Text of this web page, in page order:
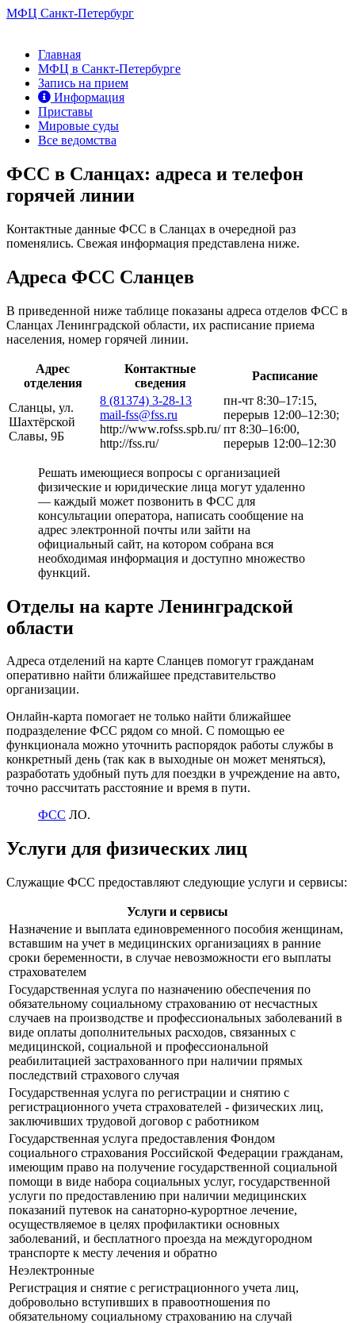
МФЦ Санкт-Петербург
Главная
МФЦ в Санкт-Петербурге
Запись на прием
Информация
Приставы
Мировые суды
Все ведомства
ФСС в Сланцах: адреса и телефон
горячей линии
Контактные данные ФСС в Сланцах в очередной раз
поменялись. Свежая информация представлена ниже.
Адреса ФСС Сланцев
В приведенной ниже таблице показаны адреса отделов ФСС в
Сланцах Ленинградской области, их расписание приема
населения, номер горячей линии.
Адрес
отделения
Контактные
сведения
Расписание
Сланцы, ул.
Шахтёрской
Славы, 9Б
8 (81374) 3-28-13
mail-fss@fss.ru
http://www.rofss.spb.ru/
http://fss.ru/
пн-чт 8:30–17:15,
перерыв 12:00–12:30;
пт 8:30–16:00,
перерыв 12:00–12:30
Решать имеющиеся вопросы с организацией
физические и юридические лица могут удаленно
— каждый может позвонить в ФСС для
консультации оператора, написать сообщение на
адрес электронной почты или зайти на
официальный сайт, на котором собрана вся
необходимая информация и доступно множество
функций.
Отделы на карте Ленинградской
области
Адреса отделений на карте Сланцев помогут гражданам
оперативно найти ближайшее представительство
организации.
Онлайн-карта помогает не только найти ближайшее
подразделение ФСС рядом со мной. С помощью ее
функционала можно уточнить распорядок работы службы в
конкретный день (так как в выходные он может меняться),
разработать удобный путь для поездки в учреждение на авто,
точно рассчитать расстояние и время в пути.
ФСС ЛО.
Услуги для физических лиц
Служащие ФСС предоставляют следующие услуги и сервисы:
Услуги и сервисы
Назначение и выплата единовременного пособия женщинам,
вставшим на учет в медицинских организациях в ранние
сроки беременности, в случае невозможности его выплаты
страхователем
Государственная услуга по назначению обеспечения по
обязательному социальному страхованию от несчастных
случаев на производстве и профессиональных заболеваний в
виде оплаты дополнительных расходов, связанных с
медицинской, социальной и профессиональной
реабилитацией застрахованного при наличии прямых
последствий страхового случая
Государственная услуга по регистрации и снятию с
регистрационного учета страхователей - физических лиц,
заключивших трудовой договор с работником
Государственная услуга предоставления Фондом
социального страхования Российской Федерации гражданам,
имеющим право на получение государственной социальной
помощи в виде набора социальных услуг, государственной
услуги по предоставлению при наличии медицинских
показаний путевок на санаторно-курортное лечение,
осуществляемое в целях профилактики основных
заболеваний, и бесплатного проезда на междугородном
транспорте к месту лечения и обратно
Неэлектронные
Регистрация и снятие с регистрационного учета лиц,
добровольно вступивших в правоотношения по
обязательному социальному страхованию на случай